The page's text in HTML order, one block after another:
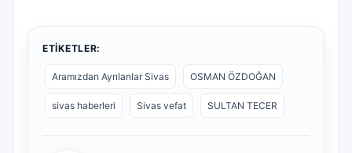
ETIKETLER:
Aramızdan Ayrılanlar Sivas OSMAN ÖZDOĞAN
sivas haberleri Sivas vefat SULTAN TECER